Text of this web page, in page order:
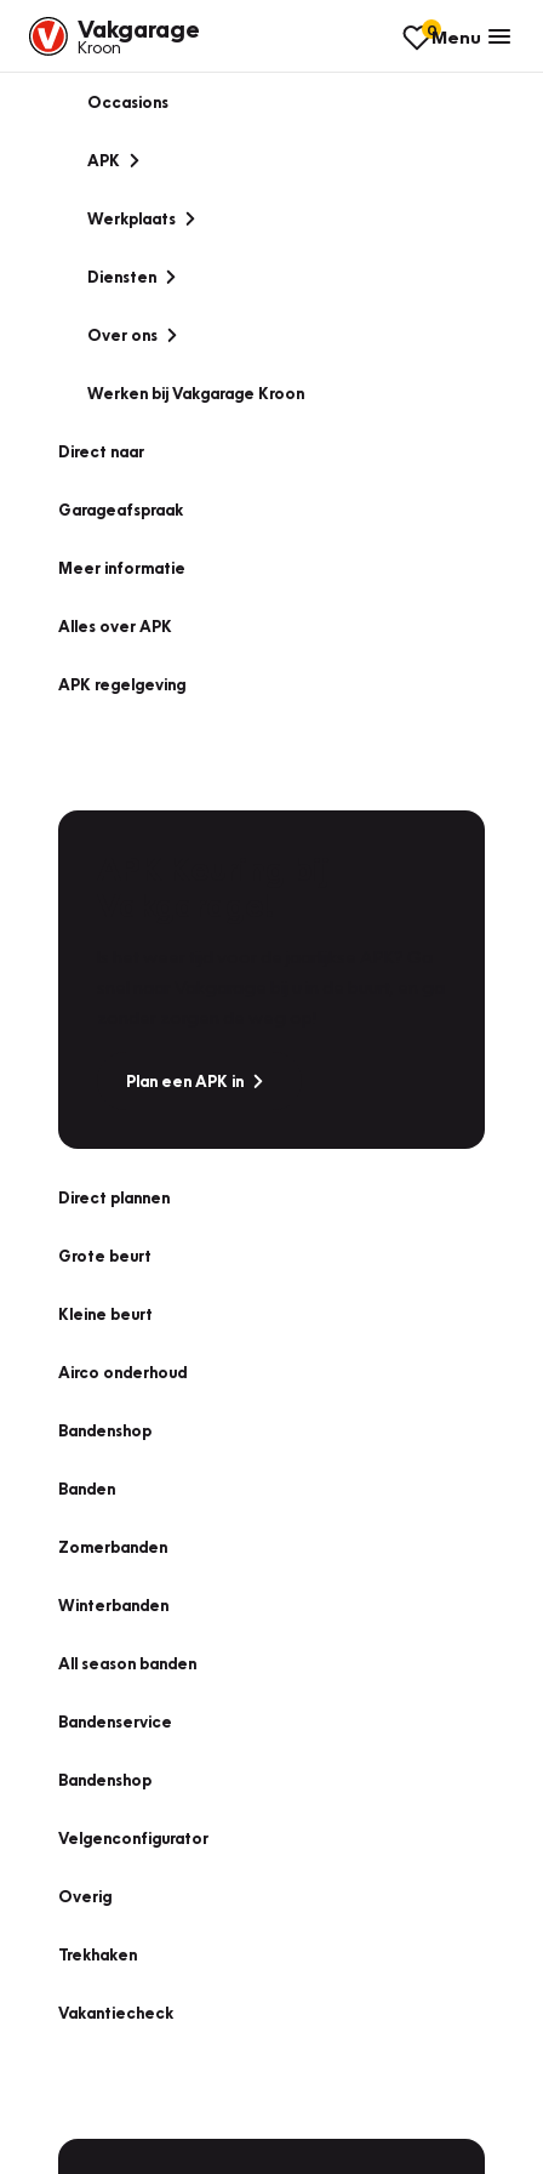
Vakgarage
Kroon
0Menu
Occasions
APK
Werkplaats
Diensten
Over ons
Werken bij Vakgarage Kroon
Direct naar
Garageafspraak
Meer informatie
Alles over APK
APK regelgeving
Plan een APK in
Direct plannen
Grote beurt
Kleine beurt
Airco onderhoud
Bandenshop
Banden
Zomerbanden
Winterbanden
All season banden
Bandenservice
Bandenshop
Velgenconfigurator
Overig
Trekhaken
Vakantiecheck